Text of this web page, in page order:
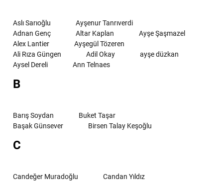
Aslı Sarıoğlu
Ayşenur Tanrıverdi
Adnan Genç
Altar Kaplan
Ayşe Şaşmazel
Alex Lantier
Ayşegül Tözeren
Ali Rıza Güngen
Adil Okay
ayşe düzkan
Aysel Dereli
Ann Telnaes
B
Barış Soydan
Buket Taşar
Başak Günsever
Birsen Talay Keşoğlu
C
Candeğer Muradoğlu
Candan Yıldız